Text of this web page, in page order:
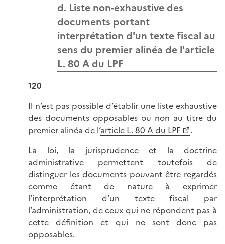
d. Liste non-exhaustive des
documents portant
interprétation d'un texte fiscal au
sens du premier alinéa de l'article
L. 80 A du LPF
120
Il n’est pas possible d’établir une liste exhaustive
des documents opposables ou non au titre du
premier alinéa de l’article L. 80 A du LPF
.
La loi, la jurisprudence et la doctrine
administrative permettent toutefois de
distinguer les documents pouvant être regardés
comme étant de nature à exprimer
l’interprétation d’un texte fiscal par
l’administration, de ceux qui ne répondent pas à
cette définition et qui ne sont donc pas
opposables.